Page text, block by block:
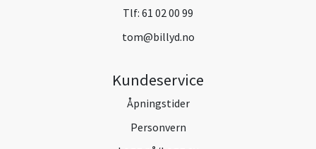
Tlf: 61 02 00 99
tom@billyd.no
Kundeservice
Åpningstider
Personvern